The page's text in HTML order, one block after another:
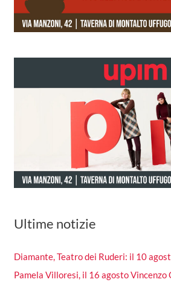
Ultime notizie
Diamante, Teatro dei Ruderi: il 10
Pamela Villoresi, il 16 agosto Vincenzo